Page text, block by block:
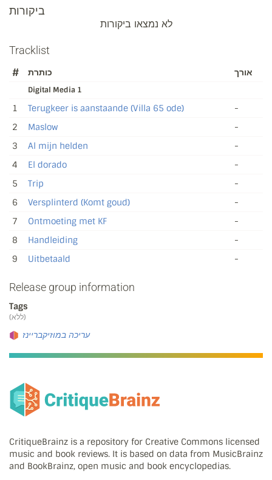
ביקורות
לא נמצאו ביקורות
Tracklist
# כותרת אורך
Digital Media 1
1 Terugkeer is aanstaande (Villa 65 ode)
-
2
Maslow
-
3
Al mijn helden
-
4
El dorado
-
5
Trip
-
6
Versplinterd (Komt goud)
-
7
Ontmoeting met KF
-
8
Handleiding
-
9
Uitbetaald -
Release group information
Tags
(ללא)
עריכה במוזיקבריינז
CritiqueBrainz is a repository for Creative Commons licensed
music and book reviews. It is based on data from MusicBrainz
and BookBrainz, open music and book encyclopedias.